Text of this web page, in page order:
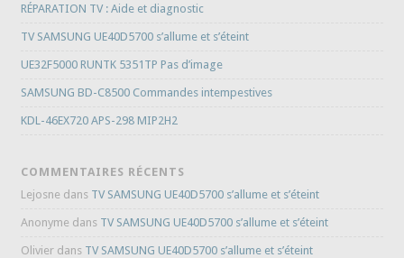
RÉPARATION TV : Aide et diagnostic
TV SAMSUNG UE40D5700 s’allume et s’éteint
UE32F5000 RUNTK 5351TP Pas d’image
SAMSUNG BD-C8500 Commandes intempestives
KDL-46EX720 APS-298 MIP2H2
COMMENTAIRES RÉCENTS
Lejosne dans TV SAMSUNG UE40D5700 s’allume et s’éteint
Anonyme dans TV SAMSUNG UE40D5700 s’allume et s’éteint
Olivier dans TV SAMSUNG UE40D5700 s’allume et s’éteint